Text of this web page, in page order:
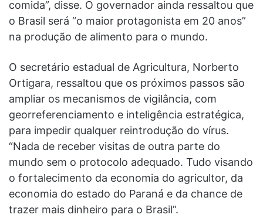
comida”, disse. O governador ainda ressaltou que
o Brasil será “o maior protagonista em 20 anos”
na produção de alimento para o mundo.
O secretário estadual de Agricultura, Norberto
Ortigara, ressaltou que os próximos passos são
ampliar os mecanismos de vigilância, com
georreferenciamento e inteligência estratégica,
para impedir qualquer reintrodução do vírus.
“Nada de receber visitas de outra parte do
mundo sem o protocolo adequado. Tudo visando
o fortalecimento da economia do agricultor, da
economia do estado do Paraná e da chance de
trazer mais dinheiro para o Brasil”.